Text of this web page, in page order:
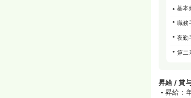
基本
職務
夜勤
第二
昇給 / 賞
昇給：